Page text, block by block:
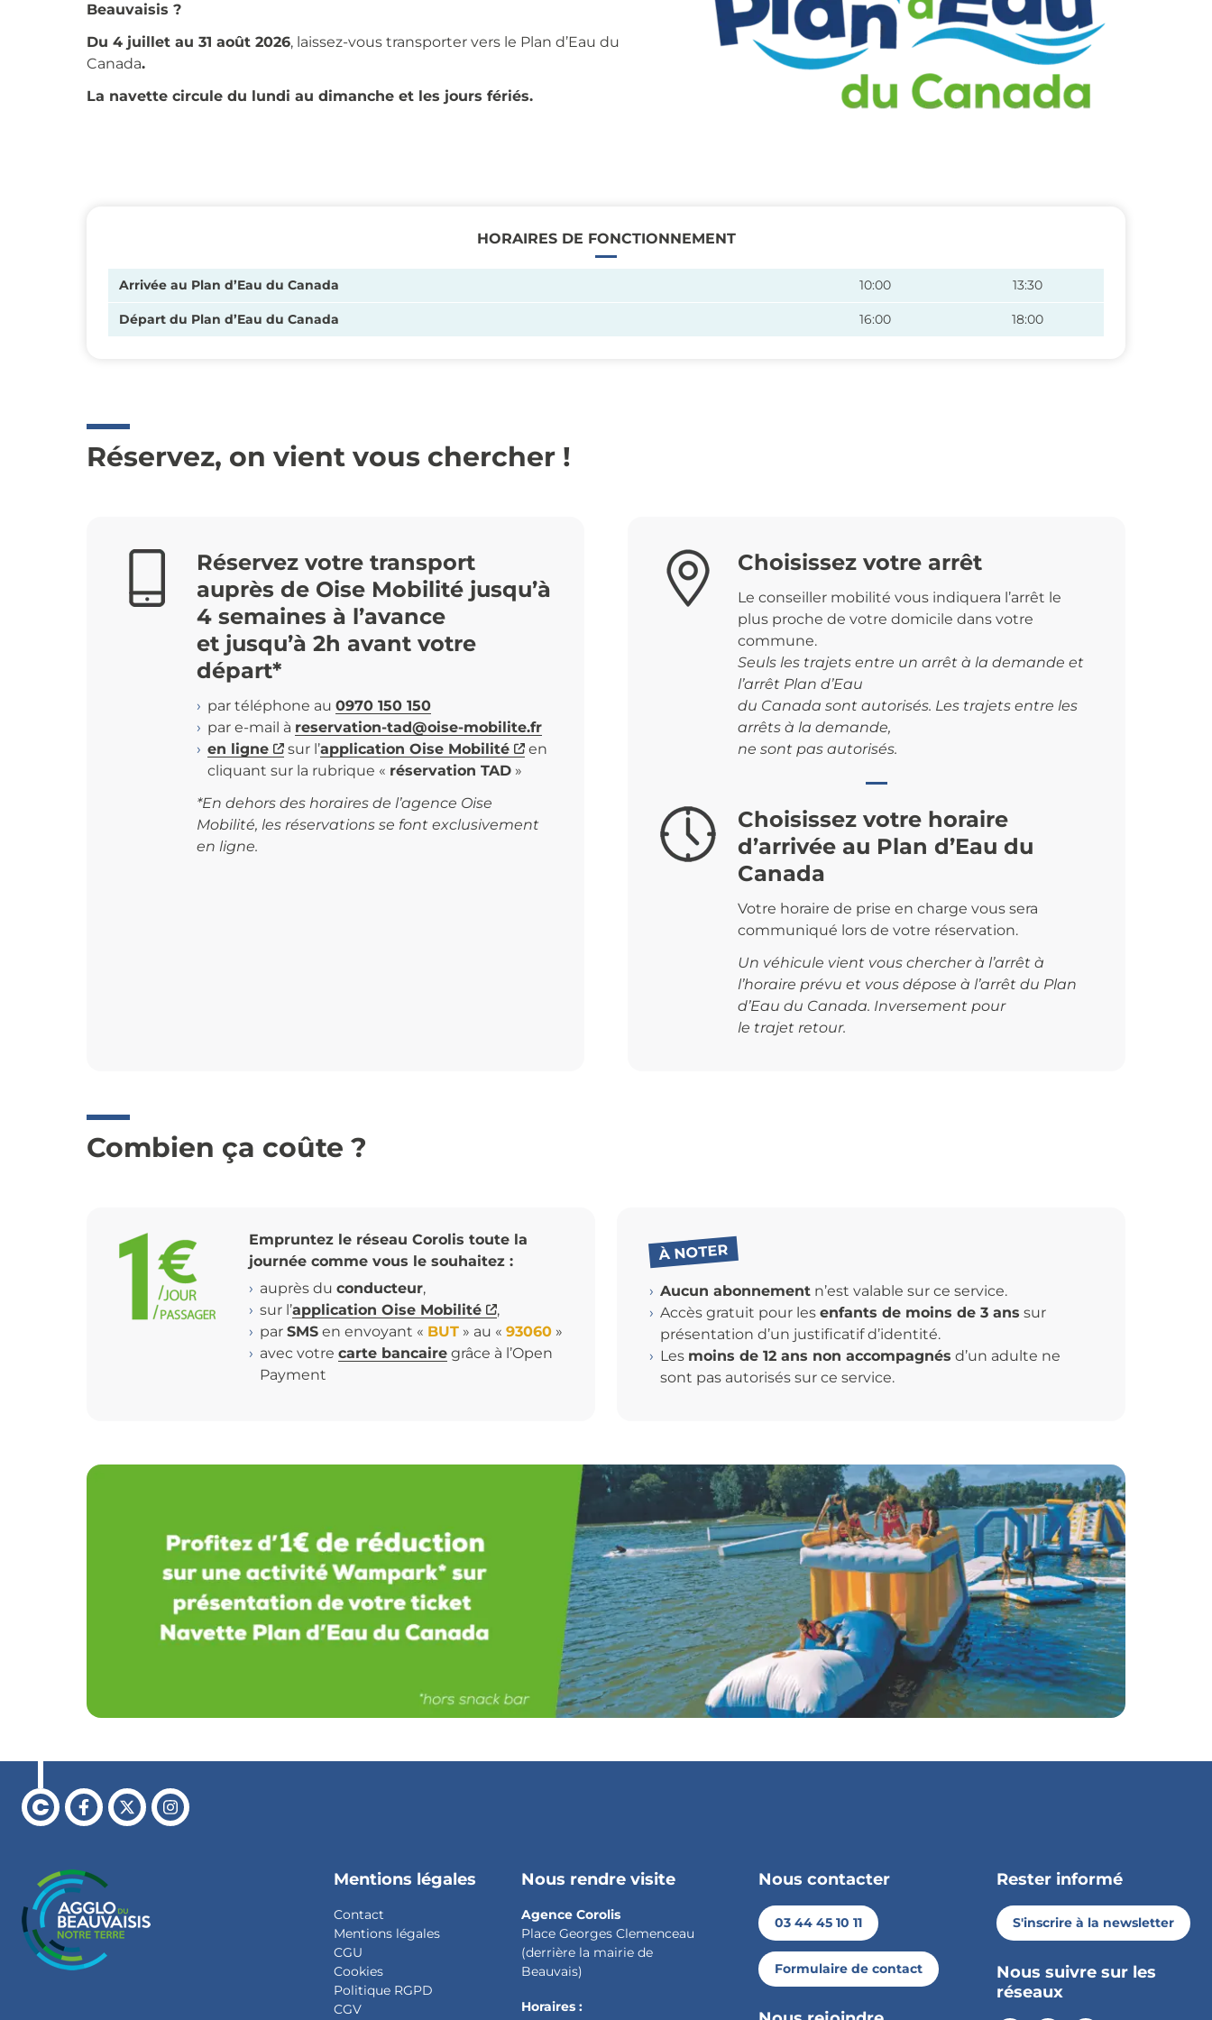
Beauvaisis ?
Du 4 juillet au 31 août 2026, laissez-vous transporter vers le Plan d’Eau du
Canada.
La navette circule du lundi au dimanche et les jours fériés.
HORAIRES DE FONCTIONNEMENT
Arrivée au Plan d’Eau du Canada 10:00 13:30
Départ du Plan d’Eau du Canada 16:00 18:00
Réservez, on vient vous chercher !
Réservez votre transport
auprès de Oise Mobilité jusqu’à
4 semaines à l’avance
et jusqu’à 2h avant votre
départ*
par téléphone au 0970 150 150
par e-mail à reservation-tad@oise-mobilite.fr
en ligne
sur l’application Oise Mobilité
en
cliquant sur la rubrique « réservation TAD »
*En dehors des horaires de l’agence Oise
Mobilité, les réservations se font exclusivement
en ligne.
Choisissez votre arrêt
Le conseiller mobilité vous indiquera l’arrêt le
plus proche de votre domicile dans votre
commune.
Seuls les trajets entre un arrêt à la demande et
l’arrêt Plan d’Eau
du Canada sont autorisés. Les trajets entre les
arrêts à la demande,
ne sont pas autorisés.
Choisissez votre horaire
d’arrivée au Plan d’Eau du
Canada
Votre horaire de prise en charge vous sera
communiqué lors de votre réservation.
Un véhicule vient vous chercher à l’arrêt à
l’horaire prévu et vous dépose à l’arrêt du Plan
d’Eau du Canada. Inversement pour
le trajet retour.
Combien ça coûte ?
Empruntez le réseau Corolis toute la
journée comme vous le souhaitez :
auprès du conducteur,
sur l’application Oise Mobilité
,
par SMS en envoyant « BUT » au « 93060 »
avec votre carte bancaire grâce à l’Open
Payment
À NOTER
Aucun abonnement n’est valable sur ce service.
Accès gratuit pour les enfants de moins de 3 ans sur
présentation d’un justificatif d’identité.
Les moins de 12 ans non accompagnés d’un adulte ne
sont pas autorisés sur ce service.
Retour à l'accueil
Facebook
X Instagram
Mentions légales
Contact
Mentions légales
CGU
Cookies
Politique RGPD
CGV
Nous rendre visite
Agence Corolis
Place Georges Clemenceau
(derrière la mairie de
Beauvais)
Horaires :
Nous contacter
03 44 45 10 11
Formulaire de contact
Rester informé
S'inscrire à la newsletter
Nous suivre sur les
réseaux